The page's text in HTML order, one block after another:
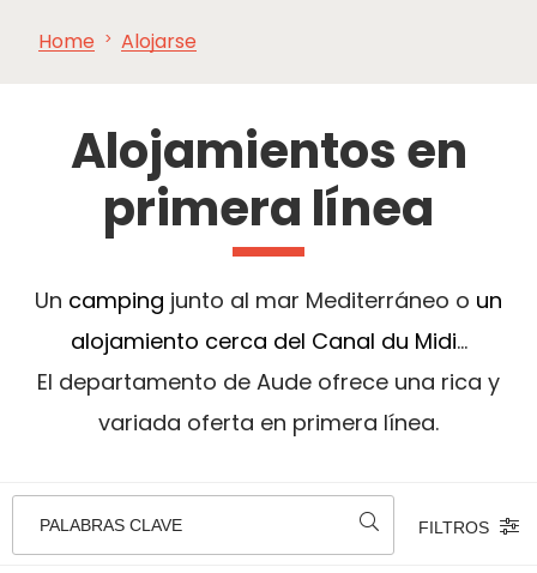
Home Alojarse
Alojamientos en
primera línea
Un camping junto al mar Mediterráneo o un
alojamiento cerca del Canal du Midi...
El departamento de Aude ofrece una rica y
variada oferta en primera línea.
PALABRAS CLAVE FILTROS